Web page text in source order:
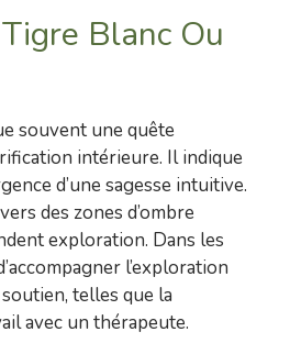
Blanc Ou
souvent une quête
intérieure. Il indique
d’une sagesse intuitive.
des zones d’ombre
exploration. Dans les
l’exploration
telles que la
avec un thérapeute.